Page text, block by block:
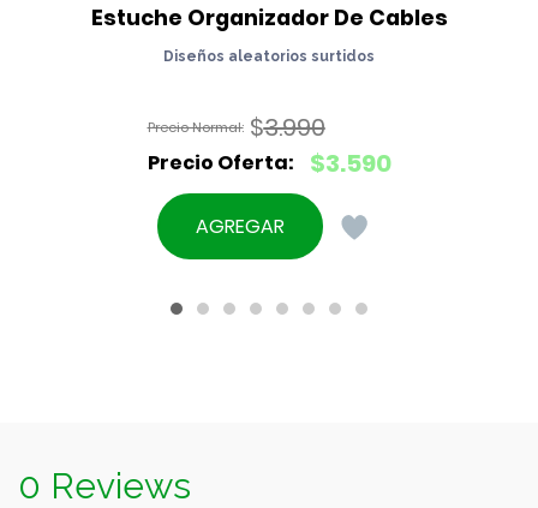
Estuche Organizador De Cables
Diseños aleatorios surtidos
$3.990
El
precio
original
$3.590
El
precio
actual
$3.590.
AGREGAR
0 Reviews